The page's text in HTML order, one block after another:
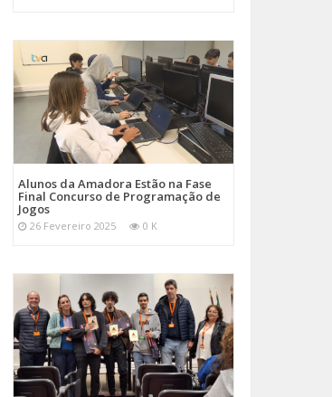
Alunos da Amadora Estão na Fase
Final Concurso de Programação de
Jogos
26 Fevereiro 2025 0 K